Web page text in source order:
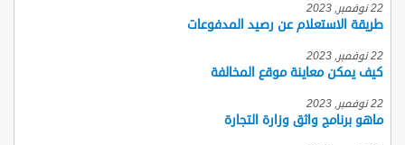
22 نوفمبر, 2023
طريقة الاستعلام عن رصيد المدفوعات
22 نوفمبر, 2023
كيف يمكن معاينة موقع المخالفة
22 نوفمبر, 2023
ماهو برنامج واثق وزارة التجارة